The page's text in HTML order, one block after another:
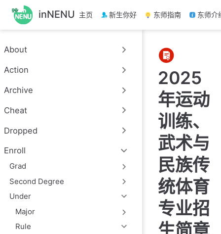
跳
至
主
內
inNENU 主页 新生你好 东师指南 东师介
About
Action
Archive
Cheat
Dropped
Enroll
Grad
Second Degree
Under
Major
Rule
2025
年运动
训练、
武术与
民族传
统体育
专业招